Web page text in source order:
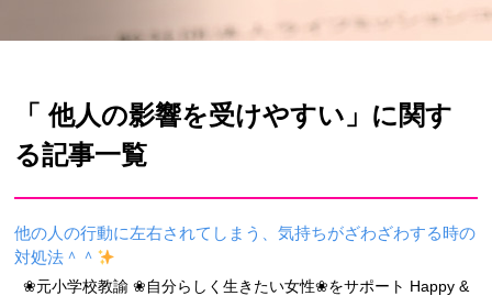
「 他人の影響を受けやすい」に関す
る記事一覧
他の人の行動に左右されてしまう、気持ちがざわざわする時の
対処法＾＾
❀元小学校教諭 ❀自分らしく生きたい女性❀をサポート Happy &